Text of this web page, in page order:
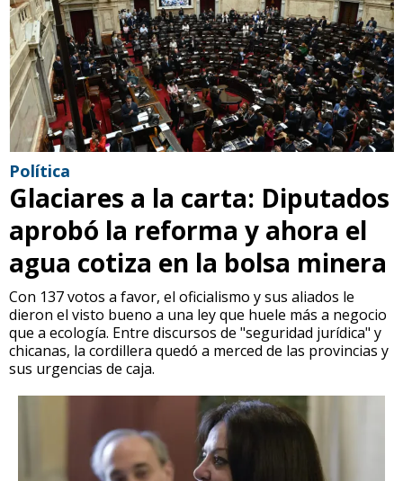
Política
Glaciares a la carta: Diputados
aprobó la reforma y ahora el
agua cotiza en la bolsa minera
Con 137 votos a favor, el oficialismo y sus aliados le
dieron el visto bueno a una ley que huele más a negocio
que a ecología. Entre discursos de "seguridad jurídica" y
chicanas, la cordillera quedó a merced de las provincias y
sus urgencias de caja.